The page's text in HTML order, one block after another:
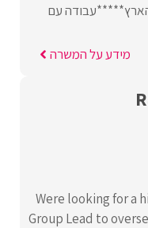
עם
מידע על המשרה
Were looking for a
Group Lead to